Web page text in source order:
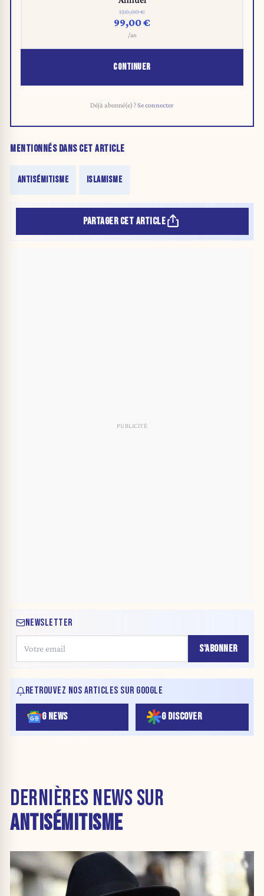
120,00 €
99,00 €
/an
CONTINUER
Déjà abonné(e) ?Se connecter
MENTIONNÉS DANS CET ARTICLE
ANTISÉMITISME ISLAMISME
PARTAGER CET ARTICLE
NEWSLETTER
S'ABONNER
RETROUVEZ NOS ARTICLES SUR GOOGLE
G NEWS G DISCOVER
DERNIÈRES NEWS SUR
ANTISÉMITISME